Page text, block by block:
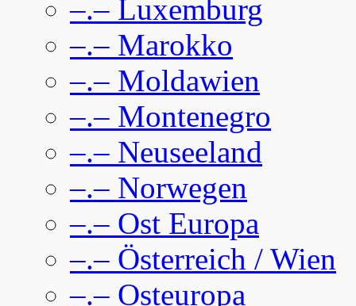
–.– Luxemburg
–.– Marokko
–.– Moldawien
–.– Montenegro
–.– Neuseeland
–.– Norwegen
–.– Ost Europa
–.– Österreich / Wien
–.– Osteuropa